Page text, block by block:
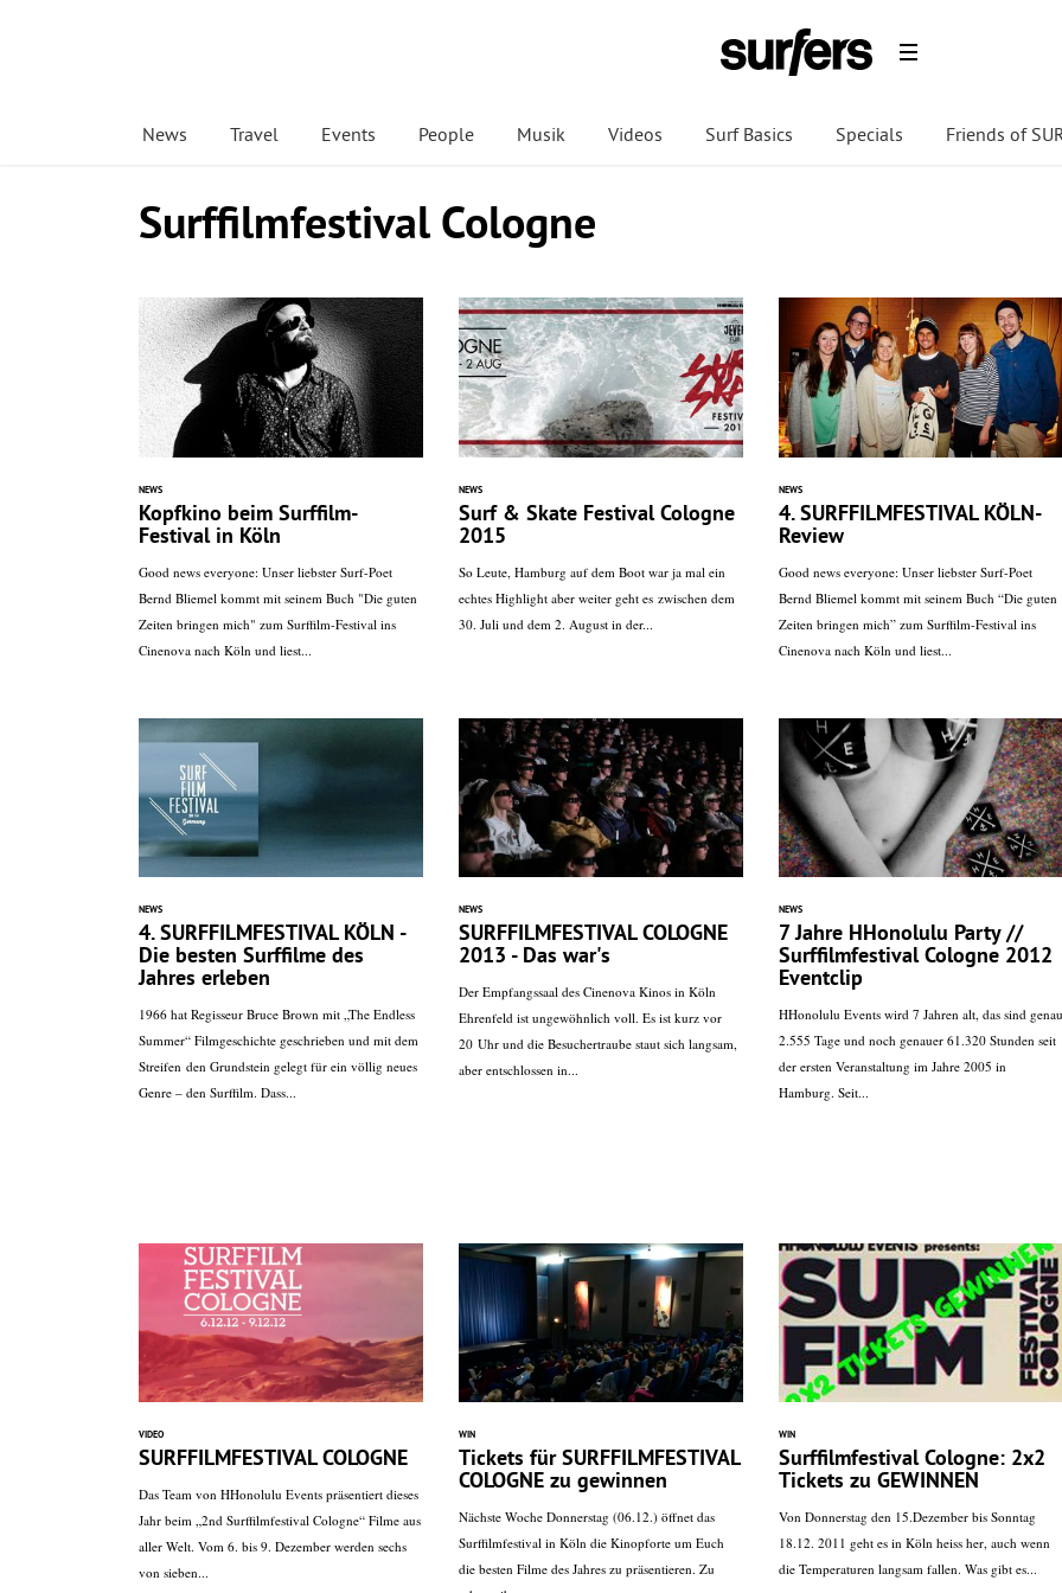
News Travel Events People Musik Videos Surf Basics Specials Friends of
Surffilmfestival Cologne
NEWS
Kopfkino beim Surffilm-
Festival in Köln
Good news everyone: Unser liebster Surf-Poet
Bernd Bliemel kommt mit seinem Buch "Die guten
Zeiten bringen mich" zum Surffilm-Festival ins
Cinenova nach Köln und liest...
NEWS
Surf & Skate Festival Cologne
2015
So Leute, Hamburg auf dem Boot war ja mal ein
echtes Highlight aber weiter geht es zwischen dem
30. Juli und dem 2. August in der...
NEWS
4. SURFFILMFESTIVAL KÖLN-
Review
Good news everyone: Unser liebster Surf-Poet
Bernd Bliemel kommt mit seinem Buch “Die guten
Zeiten bringen mich” zum Surffilm-Festival ins
Cinenova nach Köln und liest...
NEWS
4. SURFFILMFESTIVAL KÖLN -
Die besten Surffilme des
Jahres erleben
1966 hat Regisseur Bruce Brown mit „The Endless
Summer“ Filmgeschichte geschrieben und mit dem
Streifen den Grundstein gelegt für ein völlig neues
Genre – den Surffilm. Dass...
NEWS
SURFFILMFESTIVAL COLOGNE
2013 - Das war's
Der Empfangssaal des Cinenova Kinos in Köln
Ehrenfeld ist ungewöhnlich voll. Es ist kurz vor
20 Uhr und die Besuchertraube staut sich langsam,
aber entschlossen in...
NEWS
7 Jahre HHonolulu Party //
Surffilmfestival Cologne 2012
Eventclip
HHonolulu Events wird 7 Jahren alt, das sind genau
2.555 Tage und noch genauer 61.320 Stunden seit
der ersten Veranstaltung im Jahre 2005 in
Hamburg. Seit...
VIDEO
SURFFILMFESTIVAL COLOGNE
Das Team von HHonolulu Events präsentiert dieses
Jahr beim „2nd Surffilmfestival Cologne“ Filme aus
aller Welt. Vom 6. bis 9. Dezember werden sechs
von sieben...
WIN
Tickets für SURFFILMFESTIVAL
COLOGNE zu gewinnen
Nächste Woche Donnerstag (06.12.) öffnet das
Surffilmfestival in Köln die Kinopforte um Euch
die besten Filme des Jahres zu präsentieren. Zu
WIN
Surffilmfestival Cologne: 2x2
Tickets zu GEWINNEN
Von Donnerstag den 15.Dezember bis Sonntag
18.12. 2011 geht es in Köln heiss her, auch wenn
die Temperaturen langsam fallen. Was gibt es...